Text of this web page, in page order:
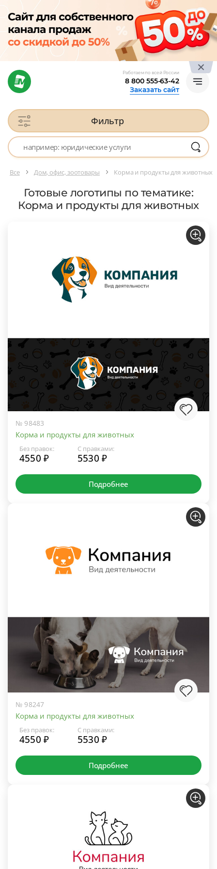
Работаем по всей России
8 800 555-63-42
Заказать сайт
Фильтр
Все Дом, офис, зоотовары Корма и продукты для животных
Готовые логотипы по тематике:
Корма и продукты для животных
№ 98483
Корма и продукты для животных
Без правок:
4550 ₽
С правками:
5530 ₽
Подробнее
№ 98247
Корма и продукты для животных
Без правок:
4550 ₽
С правками:
5530 ₽
Подробнее